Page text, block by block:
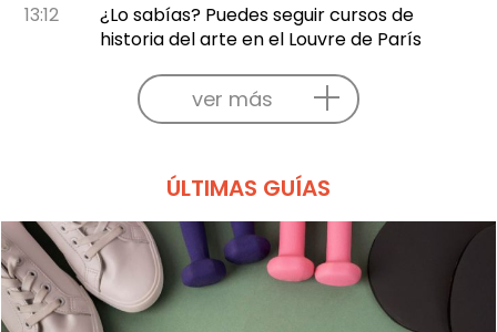
13:12
¿Lo sabías? Puedes seguir cursos de
historia del arte en el Louvre de París
ver más
ÚLTIMAS GUÍAS